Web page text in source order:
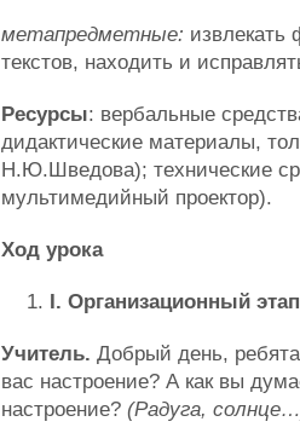
метапредметные:
текстов, находить и
Ресурсы: вербальные
дидактические материалы,
Н.Ю.Шведова); технические
мультимедийный проектор).
Ход урока
I. Организационный этап
Учитель. Добрый день,
вас настроение? А как вы
настроение? (Радуга,